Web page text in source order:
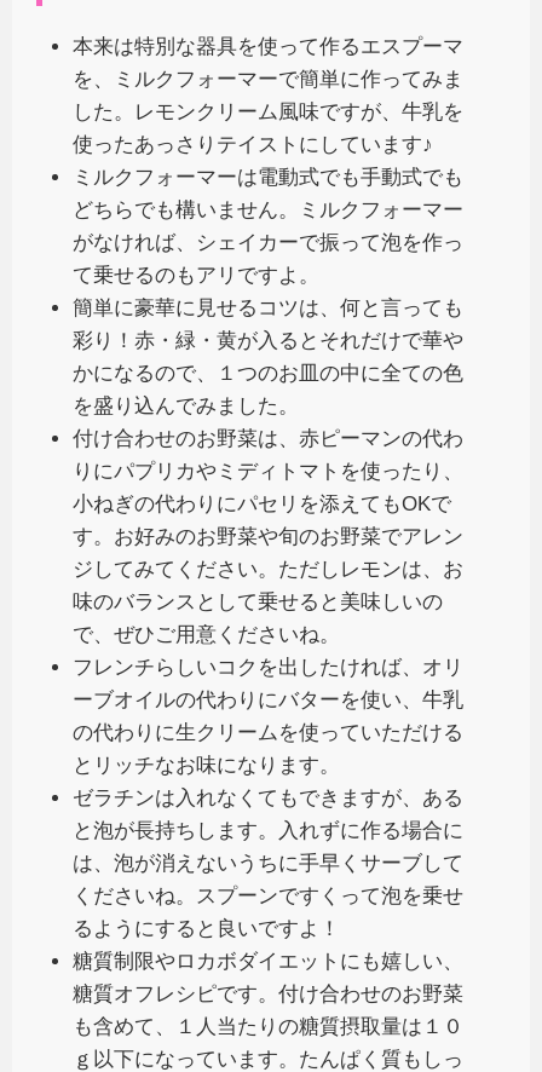
本来は特別な器具を使って作るエスプーマ
を、ミルクフォーマーで簡単に作ってみま
した。レモンクリーム風味ですが、牛乳を
使ったあっさりテイストにしています♪
ミルクフォーマーは電動式でも手動式でも
どちらでも構いません。ミルクフォーマー
がなければ、シェイカーで振って泡を作っ
て乗せるのもアリですよ。
簡単に豪華に見せるコツは、何と言っても
彩り！赤・緑・黄が入るとそれだけで華や
かになるので、１つのお皿の中に全ての色
を盛り込んでみました。
付け合わせのお野菜は、赤ピーマンの代わ
りにパプリカやミディトマトを使ったり、
小ねぎの代わりにパセリを添えてもOKで
す。お好みのお野菜や旬のお野菜でアレン
ジしてみてください。ただしレモンは、お
味のバランスとして乗せると美味しいの
で、ぜひご用意くださいね。
フレンチらしいコクを出したければ、オリ
ーブオイルの代わりにバターを使い、牛乳
の代わりに生クリームを使っていただける
とリッチなお味になります。
ゼラチンは入れなくてもできますが、ある
と泡が長持ちします。入れずに作る場合に
は、泡が消えないうちに手早くサーブして
くださいね。スプーンですくって泡を乗せ
るようにすると良いですよ！
糖質制限やロカボダイエットにも嬉しい、
糖質オフレシピです。付け合わせのお野菜
も含めて、１人当たりの糖質摂取量は１０
ｇ以下になっています。たんぱく質もしっ